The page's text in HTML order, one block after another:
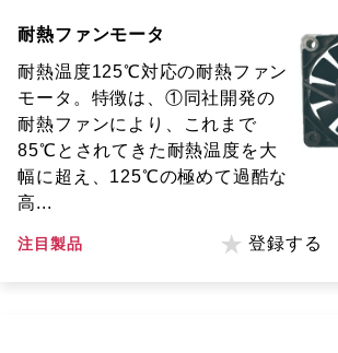
耐熱ファンモータ
耐熱温度125℃対応の耐熱ファン
モータ。特徴は、①同社開発の
耐熱ファンにより、これまで
85℃とされてきた耐熱温度を大
幅に超え、125℃の極めて過酷な
高...
注目製品 登録する